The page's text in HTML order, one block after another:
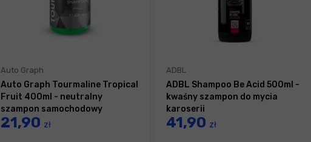
Auto Graph
Auto Graph Tourmaline Tropical
Fruit 400ml - neutralny
szampon samochodowy
21,90 zł
ADBL
ADBL Shampoo Be Acid 500ml -
kwaśny szampon do mycia
karoserii
41,90 zł